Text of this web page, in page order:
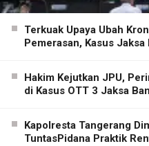
Terkuak Upaya Ubah
Pemerasan, Kasus Jaksa
Hakim Kejutkan JPU,
di Kasus OTT 3 Jaksa
Kapolresta Tangerang
TuntasPidana Praktik